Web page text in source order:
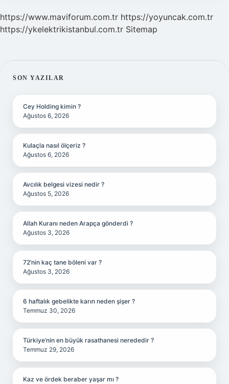
https://www.maviforum.com.tr https://yoyuncak.com.tr
https://ykelektrikistanbul.com.tr Sitemap
SIDEBAR
SON YAZILAR
Cey Holding kimin ?
Ağustos 6, 2026
Kulaçla nasıl ölçeriz ?
Ağustos 6, 2026
Avcılık belgesi vizesi nedir ?
Ağustos 5, 2026
Allah Kuranı neden Arapça gönderdi ?
Ağustos 3, 2026
72’nin kaç tane böleni var ?
Ağustos 3, 2026
6 haftalık gebelikte karın neden şişer ?
Temmuz 30, 2026
Türkiye’nin en büyük rasathanesi nerededir ?
Temmuz 29, 2026
Kaz ve ördek beraber yaşar mı ?